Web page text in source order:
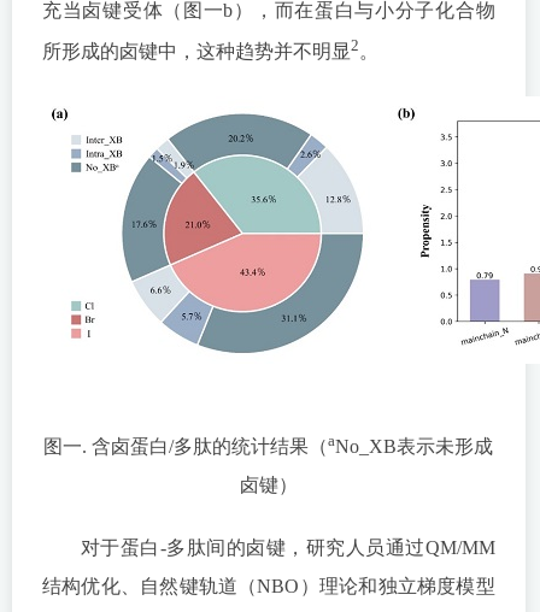
充当卤键受体（图一b），而在蛋白与小分子化合物
所形成的卤键中，这种趋势并不明显2。
图一. 含卤蛋白/多肽的统计结果（aNo_XB表示未形成
卤键）
对于蛋白-多肽间的卤键，研究人员通过QM/MM
结构优化、自然键轨道（NBO）理论和独立梯度模型